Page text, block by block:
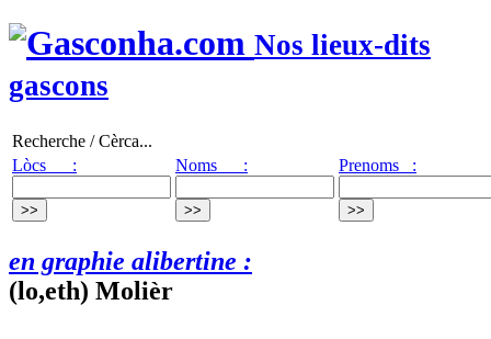
Nos lieux-dits
gascons
Recherche / Cèrca...
Lòcs :
Noms : Prenoms :
en graphie alibertine :
(lo,eth) Molièr